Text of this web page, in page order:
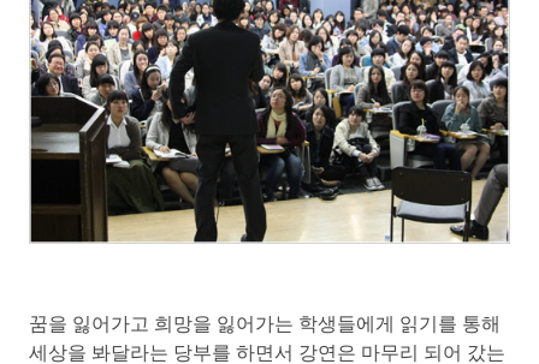
꿈을 잃어가고 희망을 잃어가는 학생들에게 읽기를 통해
세상을 봐달라는 당부를 하면서 강연은 마무리 되어 갔는